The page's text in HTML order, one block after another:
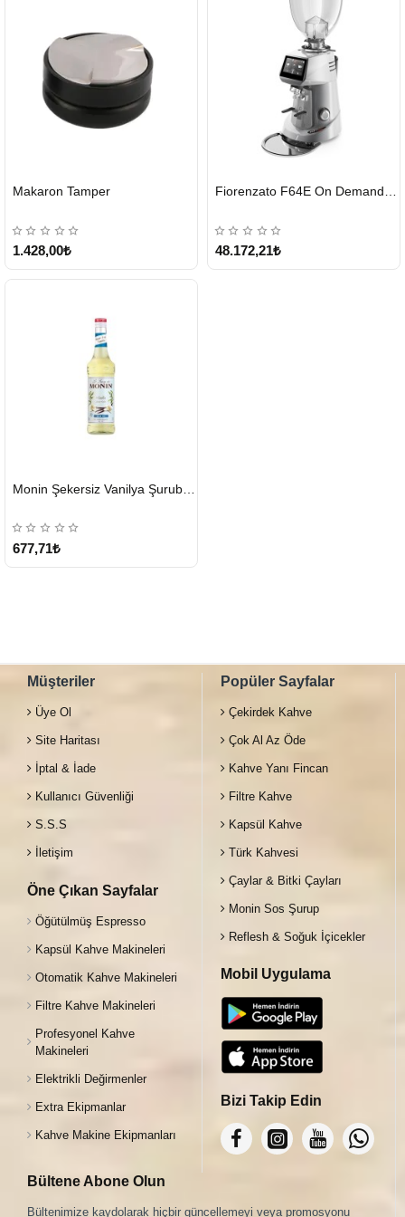
GÖNDERİ
Makaron Tamper
1.428,00₺
GÖNDERİ
48.172,21₺
GÖNDERİ
677,71₺
Müşteriler
Üye Ol
Site Haritası
İptal & İade
Kullanıcı Güvenliği
S.S.S
İletişim
Öne Çıkan Sayfalar
Öğütülmüş Espresso
Kapsül Kahve Makineleri
Otomatik Kahve Makineleri
Filtre Kahve Makineleri
Profesyonel Kahve
Makineleri
Elektrikli Değirmenler
Extra Ekipmanlar
Kahve Makine Ekipmanları
Popüler Sayfalar
Çekirdek Kahve
Çok Al Az Öde
Kahve Yanı Fincan
Filtre Kahve
Kapsül Kahve
Türk Kahvesi
Çaylar & Bitki Çayları
Monin Sos Şurup
Reflesh & Soğuk İçicekler
Mobil Uygulama
Bizi Takip Edin
Bültene Abone Olun
Bültenimize kaydolarak hiçbir güncellemeyi veya promosyonu